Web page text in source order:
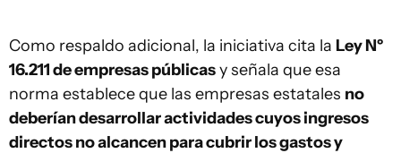
Como respaldo adicional, la iniciativa cita la Ley Nº
16.211 de empresas públicasy señala que esa
norma establece que las empresas estatales no
deberían desarrollar actividades cuyos ingresos
directos no alcancen para cubrir los gastos y